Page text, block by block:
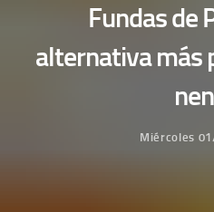
Fundas de
alternativa más
Miércoles